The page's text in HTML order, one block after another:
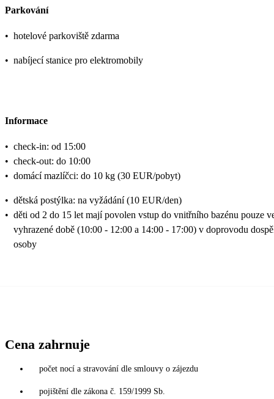
Parkování
• hotelové parkoviště zdarma
• nabíjecí stanice pro elektromobily
Informace
• check-in: od 15:00
• check-out: do 10:00
• domácí mazlíčci: do 10 kg (30 EUR/pobyt)
• dětská postýlka: na vyžádání (10 EUR/den)
• děti od 2 do 15 let mají povolen vstup do vnitřního bazénu pouze
vyhrazené době (10:00 - 12:00 a 14:00 - 17:00) v doprovodu
osoby
Cena zahrnuje
počet nocí a stravování dle smlouvy o zájezdu
pojištění dle zákona č. 159/1999 Sb.